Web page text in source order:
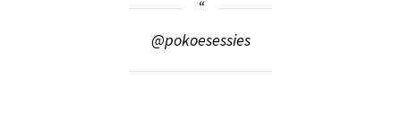
@pokoesessies